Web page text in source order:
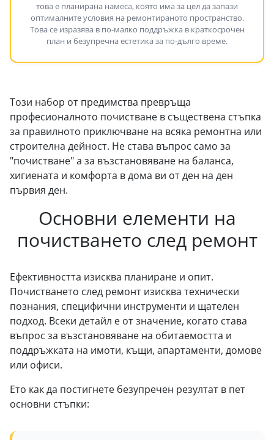
това е планирана намеса, която има за цел да запази
оптималните условия на ремонтираното пространство.
Това се изразява в по-малко поддръжка в краткосрочен
план и безупречна естетика за по-дълго време.
Този набор от предимства превръща
професионалното почистване в съществена стъпка
за правилното приключване на всяка ремонтна или
строителна дейност. Не става въпрос само за
"почистване" а за възстановяване на баланса,
хигиената и комфорта в дома ви от ден на ден
първия ден.
Основни елементи на
почистването след ремонт
Ефективността изисква планиране и опит.
Почистването след ремонт изисква технически
познания, специфични инструменти и щателен
подход. Всеки детайл е от значение, когато става
въпрос за възстановяване на обитаемостта и
поддръжката на имоти, къщи, апартаменти, домове
или офиси.
Ето как да постигнете безупречен резултат в пет
основни стъпки: